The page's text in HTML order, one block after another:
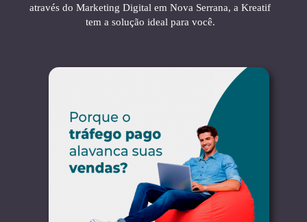
através do Marketing Digital em Nova Serrana, a Kreatif
tem a solução ideal para você.